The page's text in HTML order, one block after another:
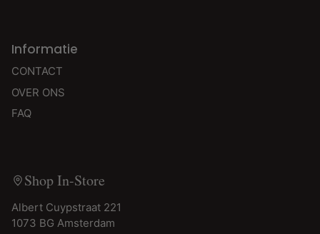
Informatie
CONTACT
OVER ONS
FAQ
Shop In-Store
Albert Cuypstraat 221
1073 BG Amsterdam